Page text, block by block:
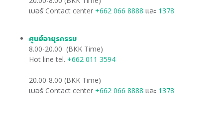
เบอร์ Contact center +662 066 8888 และ 1378
ศูนย์อายุรกรรม
8.00-20.00 (BKK Time)
Hot line tel. +662 011 3594
20.00-8.00 (BKK Time)
เบอร์ Contact center +662 066 8888 และ 1378